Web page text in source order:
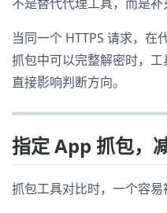
当同一个 HTTPS 请求，在
抓包中可以完整解密时，
直接影响判断方向。
指定 App 抓包，
抓包工具对比时，一个容易